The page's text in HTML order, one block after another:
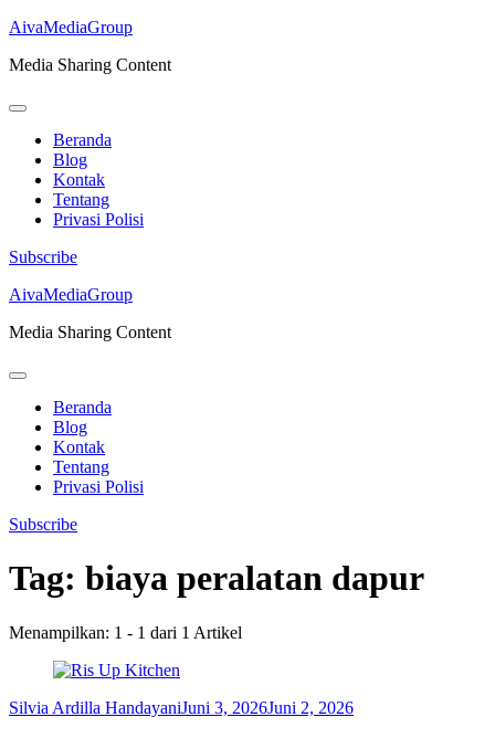
AivaMediaGroup
Media Sharing Content
Beranda
Blog
Kontak
Tentang
Privasi Polisi
Subscribe
Lompat
konten
Enter)
AivaMediaGroup
Media Sharing Content
Beranda
Blog
Kontak
Tentang
Privasi Polisi
Subscribe
Tag: biaya peralatan dapur
Menampilkan: 1 - 1 dari 1 Artikel
Silvia Ardilla HandayaniJuni 3, 2026Juni 2, 2026